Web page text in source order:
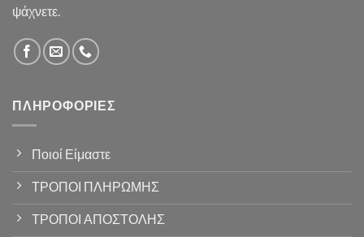
ψάχνετε.
ΠΛΗΡΟΦΟΡΊΕΣ
Ποιοί Είμαστε
ΤΡΟΠΟΙ ΠΛΗΡΩΜΗΣ
ΤΡΟΠΟΙ ΑΠΟΣΤΟΛΗΣ